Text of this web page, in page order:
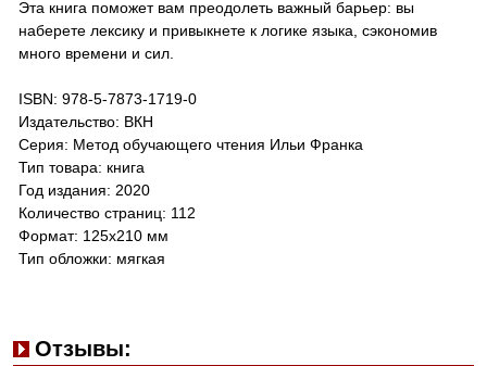
Эта книга поможет вам преодолеть важный барьер: вы
наберете лексику и привыкнете к логике языка, сэкономив
много времени и сил.
ISBN: 978-5-7873-1719-0
Издательство: ВКН
Серия: Метод обучающего чтения Ильи Франка
Тип товара: книга
Год издания: 2020
Количество страниц: 112
Формат: 125х210 мм
Тип обложки: мягкая
Отзывы: